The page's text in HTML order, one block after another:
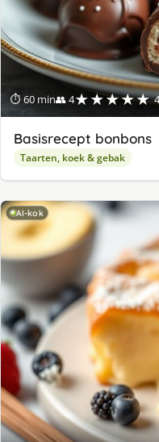
⏱ 60 min👥 4★★★★★
Basisrecept bonbons
Taarten, koek & gebak
AI-kok